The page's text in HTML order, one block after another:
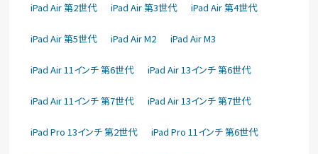
iPad Air 第2世代 iPad Air 第3世代 iPad Air 第4世代
iPad Air 第5世代 iPad Air M2 iPad Air M3
iPad Air 11インチ 第6世代 iPad Air 13インチ 第6世代
iPad Air 11インチ 第7世代 iPad Air 13インチ 第7世代
iPad Pro 13インチ 第2世代 iPad Pro 11インチ 第6世代